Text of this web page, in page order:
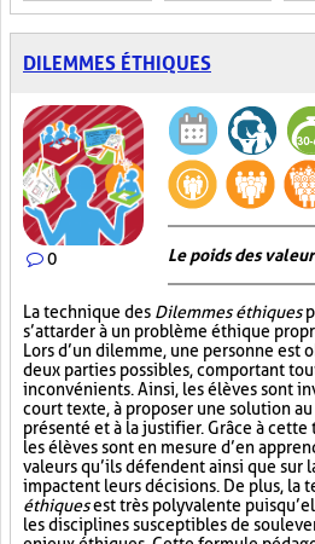
DILEMMES ÉTHIQUES
0 Le poids des
La technique des Dilemmes éthiques
s’attarder à un problème éthique
Lors d’un dilemme, une personne est
deux parties possibles, comportant
inconvénients. Ainsi, les élèves sont
court texte, à proposer une solution
présenté et à la justifier. Grâce à
les élèves sont en mesure d’en
valeurs qu’ils défendent ainsi que sur
impactent leurs décisions. De plus, la
éthiquesest très polyvalente
les disciplines susceptibles de